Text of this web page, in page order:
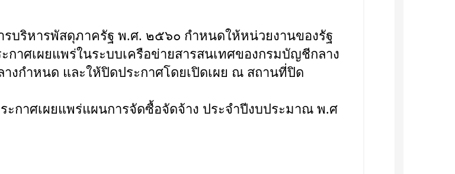
บริหารพัสดุภาครัฐ พ.ศ. ๒๕๖๐ กำหนดให้หน่วยงานของรัฐ
าศเผยแพร่ในระบบเครือข่ายสารสนเทศของกรมบัญชีกลาง
งกำหนด และให้ปิดประกาศโดยเปิดเผย ณ สถานที่ปิด
กาศเผยแพร่แผนการจัดซื้อจัดจ้าง ประจำปีงบประมาณ พ.ศ